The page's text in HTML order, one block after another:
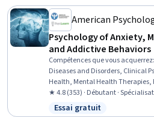
American
Psychology of Anxiety,
and Addictive Behaviors
Compétences que vous acquerrez:
Diseases and Disorders, Clinical
Health, Mental Health
Evaluations, Mental Health,
Psychology, Cognitive
Patient Evaluation, Behavioral
★ 4.8 (353) · Débutant ·
Statut : Essai gratuit
Essai gratuit